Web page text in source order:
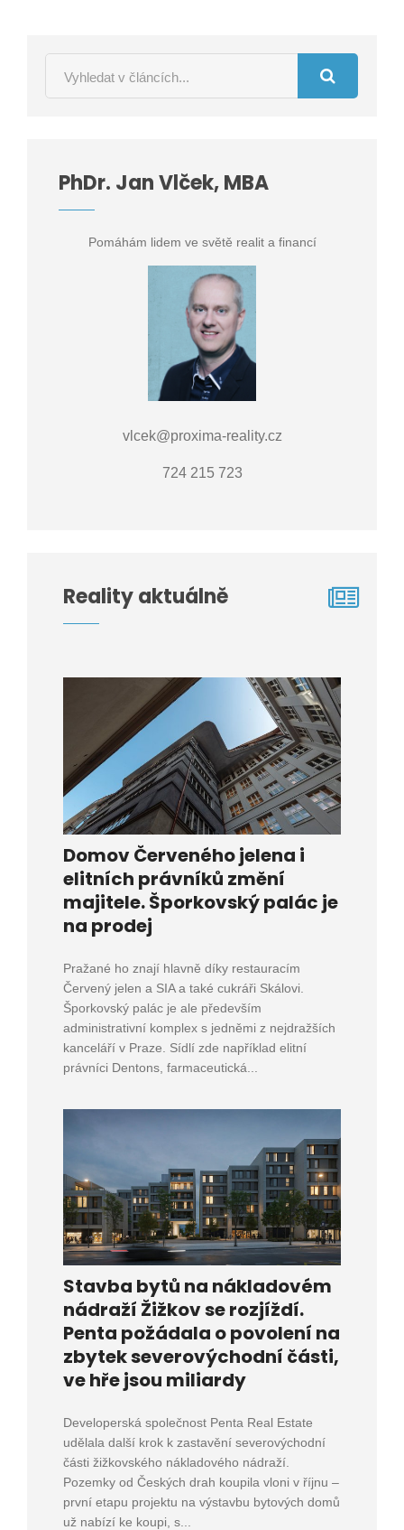
PhDr. Jan Vlček, MBA
Pomáhám lidem ve světě realit a financí
vlcek@proxima-reality.cz
724 215 723
Reality aktuálně
Domov Červeného jelena i
elitních právníků změní
majitele. Šporkovský palác je
na prodej
Pražané ho znají hlavně díky restauracím
Červený jelen a SIA a také cukráři Skálovi.
Šporkovský palác je ale především
administrativní komplex s jedněmi z nejdražších
kanceláří v Praze. Sídlí zde například elitní
právníci Dentons, farmaceutická...
Stavba bytů na nákladovém
nádraží Žižkov se rozjíždí.
Penta požádala o povolení na
zbytek severovýchodní části,
ve hře jsou miliardy
Developerská společnost Penta Real Estate
udělala další krok k zastavění severovýchodní
části žižkovského nákladového nádraží.
Pozemky od Českých drah koupila vloni v říjnu –
první etapu projektu na výstavbu bytových domů
už nabízí ke koupi, s...